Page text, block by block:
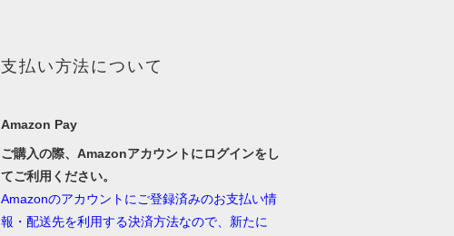
支払い方法について
Amazon Pay
ご購入の際、Amazonアカウントにログインをし
てご利用ください。
Amazonのアカウントにご登録済みのお支払い情
報・配送先を利用する決済方法なので、新たに